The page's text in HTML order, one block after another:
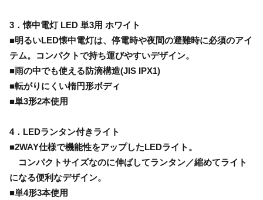
3．懐中電灯 LED 単3用 ホワイト
■明るいLED懐中電灯は、停電時や夜間の避難時に必須のアイ
テム。コンパクトで持ち運びやすいデザイン。
■雨の中でも使える防滴構造(JIS IPX1)
■転がりにくい楕円形ボディ
■単3形2本使用
4．LEDランタン付きライト
■2WAY仕様で機能性をアップしたLEDライト。
コンパクトサイズなのに伸ばしてランタン／縮めてライト
になる便利なデザイン。
■単4形3本使用